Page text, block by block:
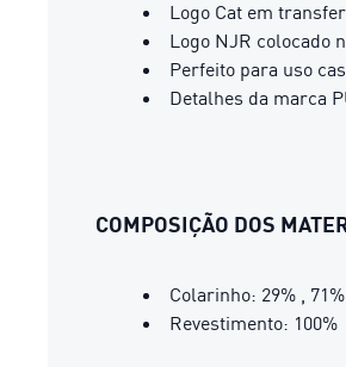
Logo Cat em
Logo NJR colocado
Perfeito para uso
Detalhes da marca
COMPOSIÇÃO DOS
Colarinho: 29% , 71%
Revestimento: 100%